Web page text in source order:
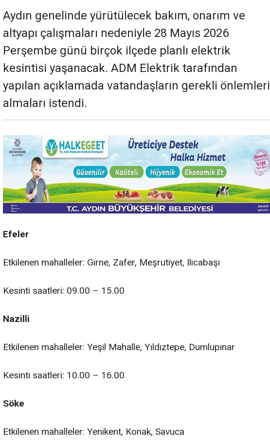
Aydın genelinde yürütülecek bakım, onarım ve
altyapı çalışmaları nedeniyle 28 Mayıs 2026
Perşembe günü birçok ilçede planlı elektrik
kesintisi yaşanacak. ADM Elektrik tarafından
yapılan açıklamada vatandaşların gerekli önlemleri
almaları istendi.
Efeler
Etkilenen mahalleler: Girne, Zafer, Meşrutiyet, Ilıcabaşı
Kesinti saatleri: 09.00 – 15.00
Nazilli
Etkilenen mahalleler: Yeşil Mahalle, Yıldıztepe, Dumlupınar
Kesinti saatleri: 10.00 – 16.00
Söke
Etkilenen mahalleler: Yenikent, Konak, Savuca